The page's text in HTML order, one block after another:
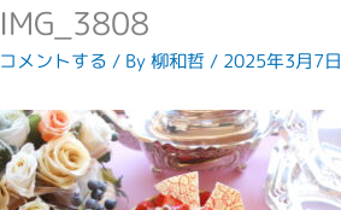
IMG_3808
コメントする / By柳和哲/ 2025年3月7日